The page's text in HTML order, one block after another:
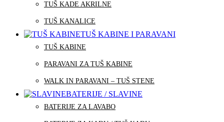
TUŠ KADE AKRILNE
TUŠ KANALICE
TUŠ KABINE I PARAVANI
TUŠ KABINE
PARAVANI ZA TUŠ KABINE
WALK IN PARAVANI – TUŠ STENE
BATERIJE / SLAVINE
BATERIJE ZA LAVABO